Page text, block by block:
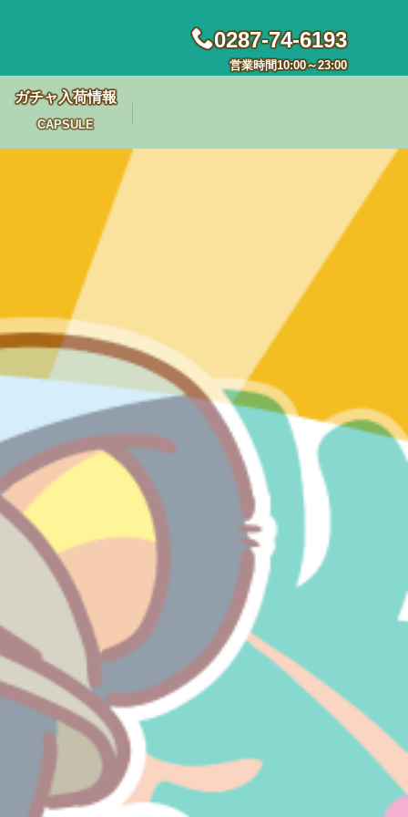
0287-74-6193
営業時間10:00～23:00
ガチャ入荷情報
CAPSULE